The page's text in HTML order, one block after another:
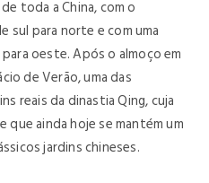
toda a China, com o
sul para norte e com uma
oeste. Após o almoço em
de Verão, uma das
reais da dinastia Qing, cuja
que ainda hoje se mantém um
jardins chineses.